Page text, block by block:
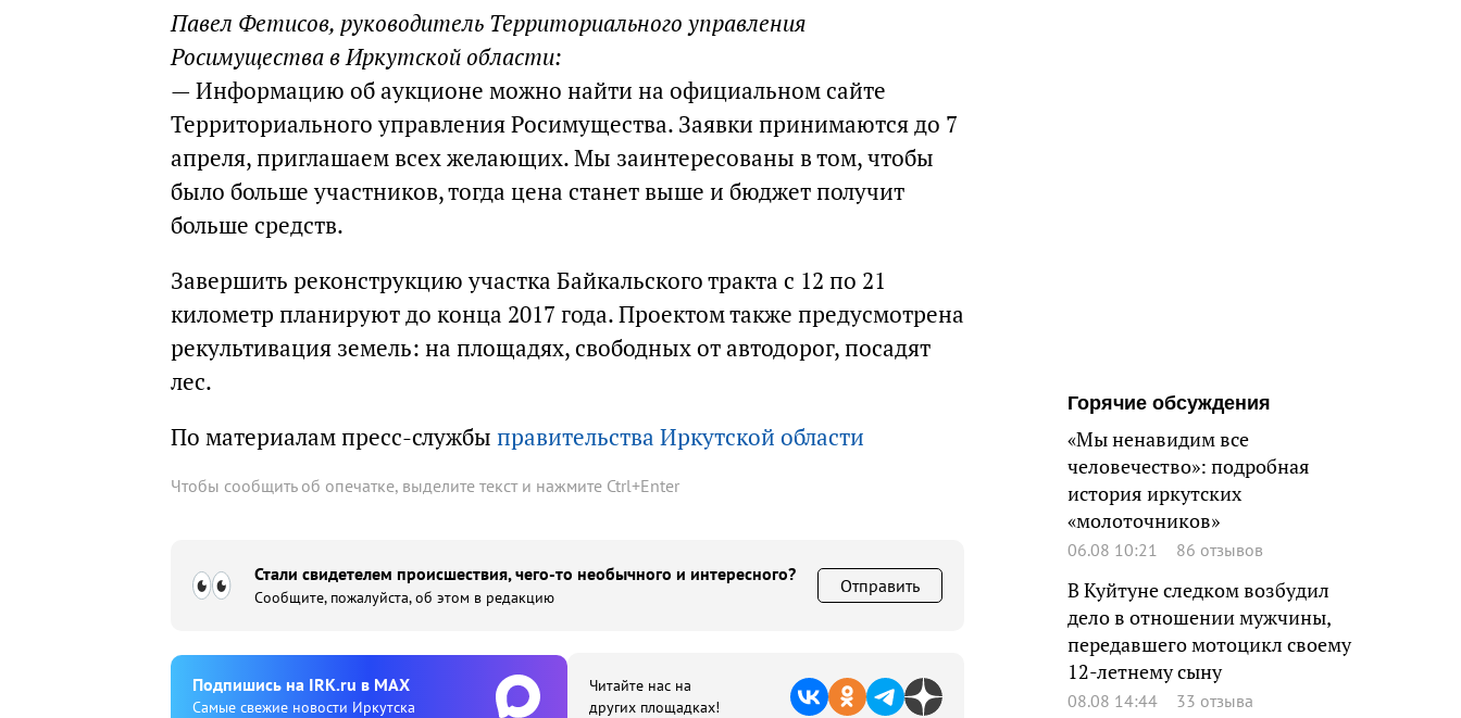
Павел Фетисов, руководитель Территориального управления
Росимущества в Иркутской области:
— Информацию об аукционе можно найти на официальном сайте
Территориального управления Росимущества. Заявки принимаются до 7
апреля, приглашаем всех желающих. Мы заинтересованы в том, чтобы
было больше участников, тогда цена станет выше и бюджет получит
больше средств.
Завершить реконструкцию участка Байкальского тракта с 12 по 21
километр планируют до конца 2017 года. Проектом также предусмотрена
рекультивация земель: на площадях, свободных от автодорог, посадят
лес.
По материалам пресс-службы правительства Иркутской области
Чтобы сообщить об опечатке, выделите текст и нажмите Ctrl+Enter
Стали свидетелем происшествия, чего-то необычного и интересного?
Сообщите, пожалуйста, об этом в редакцию
Отправить
Подпишиcь на IRK.ru в MAX
Cамые свежие новости Иркутска
Читайте нас на
других площадках!
Горячие обсуждения
«Мы ненавидим все
человечество»: подробная
история иркутских
«молоточников»
06.08 10:21 86 отзывов
В Куйтуне следком возбудил
дело в отношении мужчины,
передавшего мотоцикл своему
12-летнему сыну
08.08 14:44 33 отзыва